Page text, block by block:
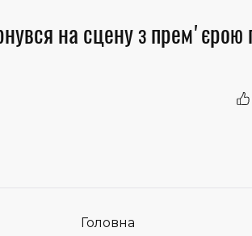
на сцену з прем'єрою
Головна